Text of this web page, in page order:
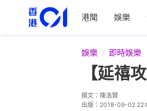
港聞 娛樂
娛樂 即時娛樂
【延禧
撰文： 陳浩賢
出版： 2018-09-02